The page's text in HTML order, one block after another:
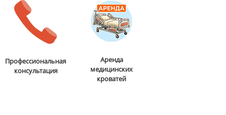
Профессиональная
консультация
Аренда
медицинских
кроватей